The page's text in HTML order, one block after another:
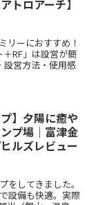
トロアーチ】
リーにおすすめ！
RF」は設営が簡
設営方法・使用感
】夕陽に癒や
プ場｜富津金
ルズレビュー
をしてきました。
設備も快適。実際